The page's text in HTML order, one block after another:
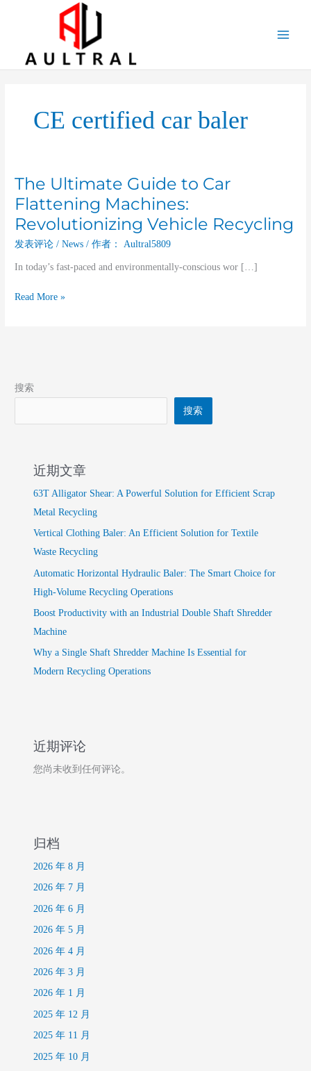
CE certified car baler
The Ultimate Guide to Car
Flattening Machines:
Revolutionizing Vehicle Recycling
发表评论 /News / 作者： Aultral5809
In today’s fast-paced and environmentally-conscious wor […]
The
Ultimate
Guide
to
Car
Machines:
Vehicle
Read More »
搜索
搜索
近期文章
63T Alligator Shear: A Powerful Solution for Efficient Scrap
Metal Recycling
Vertical Clothing Baler: An Efficient Solution for Textile
Waste Recycling
Automatic Horizontal Hydraulic Baler: The Smart Choice for
High-Volume Recycling Operations
Boost Productivity with an Industrial Double Shaft Shredder
Machine
Why a Single Shaft Shredder Machine Is Essential for
Modern Recycling Operations
近期评论
您尚未收到任何评论。
归档
2026 年 8 月
2026 年 7 月
2026 年 6 月
2026 年 5 月
2026 年 4 月
2026 年 3 月
2026 年 1 月
2025 年 12 月
2025 年 11 月
2025 年 10 月